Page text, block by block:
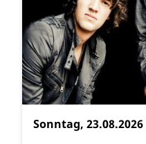
Sonntag, 23.08.2026